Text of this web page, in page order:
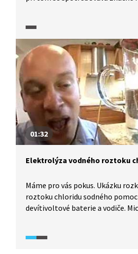
01:32
Elektrolýza vodného roztoku
Máme pro vás pokus. Ukázku
roztoku chloridu sodného
devítivoltové baterie a vodiče.
plyny. Na záporné katodě vzniká